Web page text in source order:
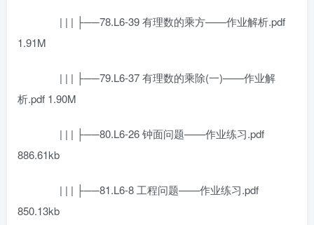
| | | ├──78.L6-39 有理数的乘方——作业解析.pdf
1.91M
| | | ├──79.L6-37 有理数的乘除(一)——作业解
析.pdf 1.90M
| | | ├──80.L6-26 钟面问题——作业练习.pdf
886.61kb
| | | ├──81.L6-8 工程问题——作业练习.pdf
850.13kb